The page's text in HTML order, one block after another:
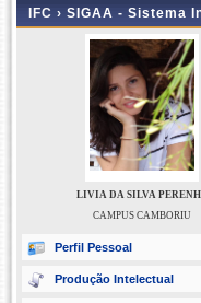
IFC › SIGAA - Sistema
LIVIA DA SILVA
CAMPUS CAMBORIU
Perfil Pessoal
Produção Intelectual